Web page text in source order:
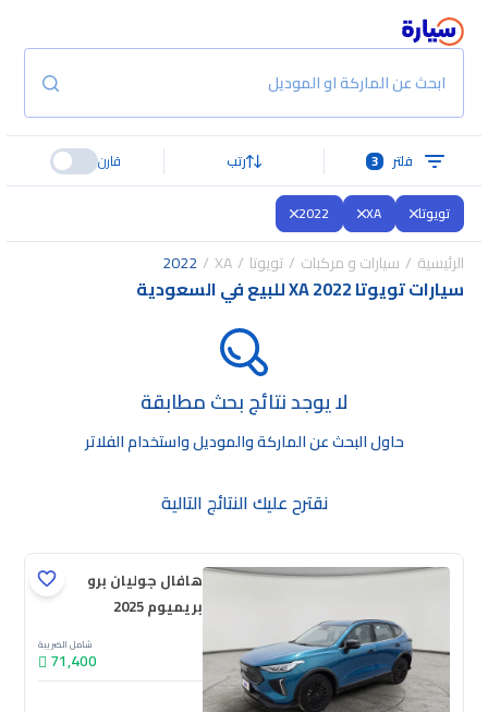
ابحث عن الماركة او الموديل
فلتر 3 رتب قارن
تويوتا XA
2022
الرئيسية سيارات و مركبات تويوتا XA
2022
سيارات تويوتا XA 2022 للبيع في السعودية
لا يوجد نتائج بحث مطابقة
حاول البحث عن الماركة والموديل واستخدام الفلاتر
نقترح عليك النتائج التالية
هافال جوليان برو
بريميوم 2025
شامل الضريبة
71,400
جديدة
ملوحة